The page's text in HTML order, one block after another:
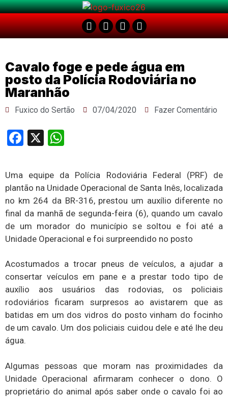
Cavalo foge e pede água em
posto da Polícia Rodoviária no
Maranhão
Fuxico do Sertão 07/04/2020 Fazer Comentário
Facebook
X
Uma equipe da Polícia Rodoviária Federal (PRF) de
plantão na Unidade Operacional de Santa Inês, localizada
no km 264 da BR-316, prestou um auxílio diferente no
final da manhã de segunda-feira (6), quando um cavalo
de um morador do município se soltou e foi até a
Unidade Operacional e foi surpreendido no posto
Acostumados a trocar pneus de veículos, a ajudar a
consertar veículos em pane e a prestar todo tipo de
auxílio aos usuários das rodovias, os policiais
rodoviários ficaram surpresos ao avistarem que as
batidas em um dos vidros do posto vinham do focinho
de um cavalo. Um dos policiais cuidou dele e até lhe deu
água.
Algumas pessoas que moram nas proximidades da
Unidade Operacional afirmaram conhecer o dono. O
proprietário do animal após saber onde o cavalo foi ao